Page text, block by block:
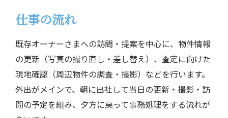
仕事の流れ
既存オーナーさまへの訪問・提案を中心に、 物件情報
の更新（写真の撮り直し・差し替え）、査定に向けた
現地確認（周辺物件の調査・撮影）などを行います。
外出がメインで、朝に出社して当日の更新・撮影・訪
問の予定を組み、 夕方に戻って事務処理をする流れが